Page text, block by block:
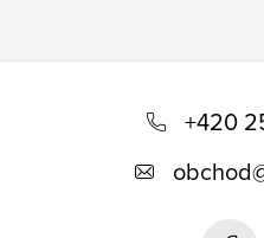
+420
obchod